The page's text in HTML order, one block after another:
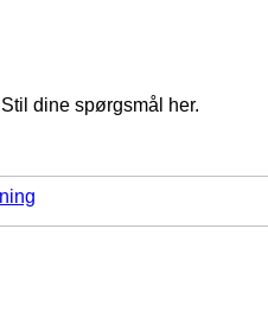
dine spørgsmål her.